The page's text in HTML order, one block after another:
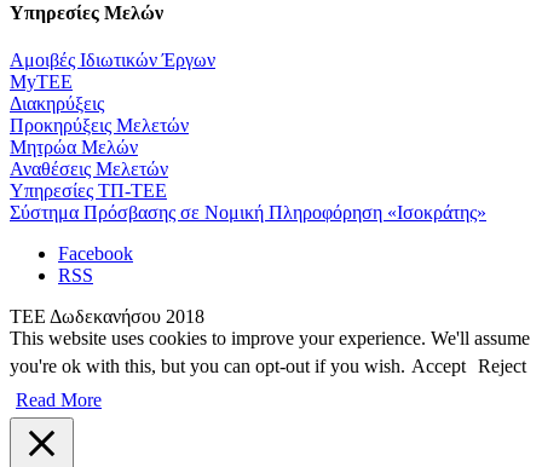
Υπηρεσίες Μελών
Αμοιβές Ιδιωτικών Έργων
MyTEE
Διακηρύξεις
Προκηρύξεις Μελετών
Μητρώα Μελών
Αναθέσεις Μελετών
Υπηρεσίες ΤΠ-ΤΕΕ
Σύστημα Πρόσβασης σε Νομική Πληροφόρηση «Ισοκράτης»
Facebook
RSS
ΤΕΕ Δωδεκανήσου 2018
This website uses cookies to improve your experience. We'll assume
you're ok with this, but you can opt-out if you wish. Accept Reject
Read More